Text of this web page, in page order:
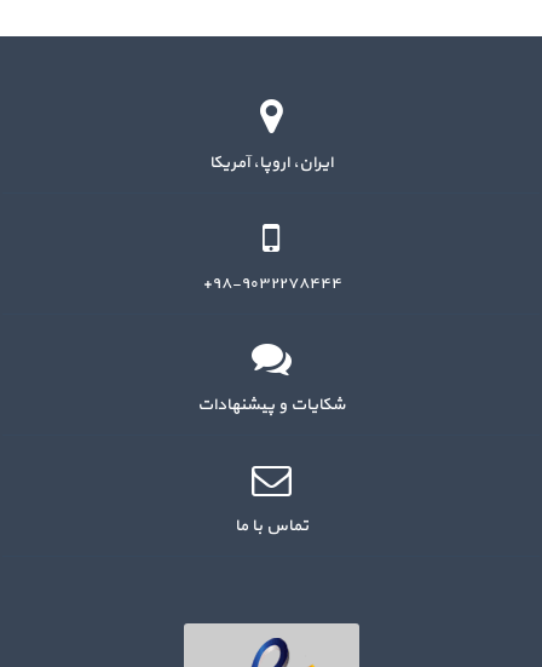
ایران، اروپا، آمریکا
۹۸-۹۰۳۲۲۷۸۴۴۴+
شکایات و پیشنهادات
تماس با ما